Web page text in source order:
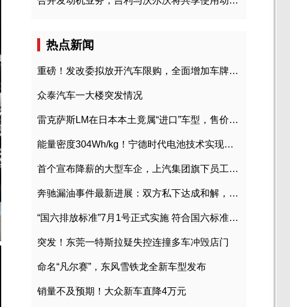
热点新闻
重磅！发改委拟放开汽车限购，全面增加车牌指标
众泰汽车一大楼突发情况
雷克萨斯LM在日本本土竟属“进口”车型，售价2580万日元
能量密度304Wh/kg！宁德时代电池技术实现突破
首个宣布降薪的大型车企，上汽集团旗下员工降薪文件曝光
奔驰漏油事件最新进展：双方私下达成和解，工商已介入调查
“国六排放标准”7月1号正式实施 符合国六标准车型目录一览
突发！东莞一特斯拉疑失控连撞多车冲毁店门
命名“凡尔赛”，东风雪铁龙全新车型发布
销量不及预期！大众新车直降4万元